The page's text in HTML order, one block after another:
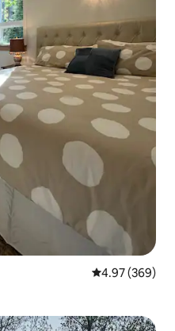
Calificación
4.97 (369)